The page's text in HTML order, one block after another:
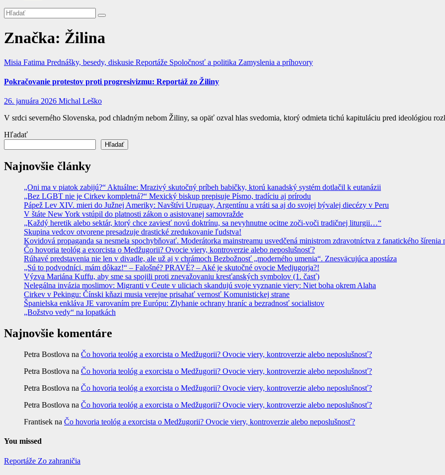
Značka: Žilina
Misia Fatima Prednášky, besedy, diskusie Reportáže Spoločnosť a politika Zamyslenia a príhovory
Pokračovanie protestov proti progresivizmu: Reportáž zo Žiliny
26. januára 2026 Michal Leško
V srdci severného Slovenska, pod chladným nebom Žiliny, sa opäť ozval hlas svedomia, ktorý odmieta tichú kapituláciu pred ideológiou
Hľadať
Hľadať
Najnovšie články
„Oni ma v piatok zabijú?“ Aktuálne: Mrazivý skutočný príbeh babičky, ktorú kanadský systém dotlačil k eutanázii
„Bez LGBT nie je Cirkev kompletná?“ Mexický biskup prepisuje Písmo, tradíciu aj prírodu
Pápež Lev XIV. mieri do Južnej Ameriky: Navštívi Uruguay, Argentínu a vráti sa aj do svojej bývalej diecézy v Peru
V štáte New York vstúpil do platnosti zákon o asistovanej samovražde
„Každý heretik alebo sektár, ktorý chce zaviesť novú doktrínu, sa nevyhnutne ocitne zoči-voči tradičnej liturgii…“
Skupina vedcov otvorene presadzuje drastické zredukovanie ľudstva!
Kovidová propaganda sa nesmela spochybňovať. Moderátorka mainstreamu usvedčená ministrom zdravotníctva z fanatického
Čo hovoria teológ a exorcista o Medžugorii? Ovocie viery, kontroverzie alebo neposlušnosť?
Rúhavé predstavenia nie len v divadle, ale už aj v chrámoch Bezbožnosť „moderného umenia“. Znesväcujúca apostáza
„Sú to podvodníci, mám dôkaz!“ – Falošné? PRAVÉ? – Aké je skutočné ovocie Medjugorja?!
Výzva Mariána Kuffu, aby sme sa spojili proti znevažovaniu kresťanských symbolov (1. časť)
Nelegálna invázia moslimov: Migranti v Ceute v uliciach skandujú svoje vyznanie viery: Niet boha okrem Alaha
Cirkev v Pekingu: Čínski kňazi musia verejne prisahať vernosť Komunistickej strane
Španielska enkláva JE varovaním pre Európu: Zlyhanie ochrany hraníc a bezradnosť socialistov
„Božstvo vedy“ na lopatkách
Najnovšie komentáre
Petra Bostlova na Čo hovoria teológ a exorcista o Medžugorii? Ovocie viery, kontroverzie alebo neposlušnosť?
Petra Bostlova na Čo hovoria teológ a exorcista o Medžugorii? Ovocie viery, kontroverzie alebo neposlušnosť?
Petra Bostlova na Čo hovoria teológ a exorcista o Medžugorii? Ovocie viery, kontroverzie alebo neposlušnosť?
Petra Bostlova na Čo hovoria teológ a exorcista o Medžugorii? Ovocie viery, kontroverzie alebo neposlušnosť?
Frantisek na Čo hovoria teológ a exorcista o Medžugorii? Ovocie viery, kontroverzie alebo neposlušnosť?
You missed
Reportáže Zo zahraničia